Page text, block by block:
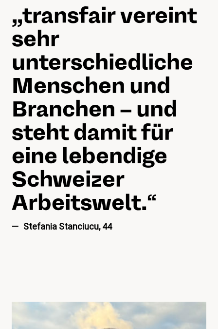
„„transfair vereint
sehr
unterschiedliche
Menschen und
Branchen – und
steht damit für
eine lebendige
Schweizer
Arbeitswelt.“
Stefania Stanciucu, 44